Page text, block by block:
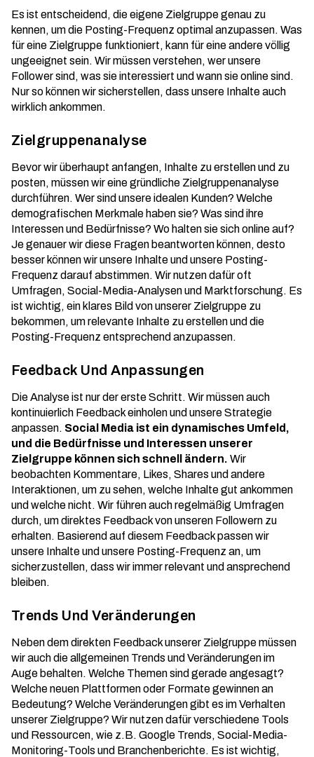
Es ist entscheidend, die eigene Zielgruppe genau zu
kennen, um die Posting-Frequenz optimal anzupassen. Was
für eine Zielgruppe funktioniert, kann für eine andere völlig
ungeeignet sein. Wir müssen verstehen, wer unsere
Follower sind, was sie interessiert und wann sie online sind.
Nur so können wir sicherstellen, dass unsere Inhalte auch
wirklich ankommen.
Zielgruppenanalyse
Bevor wir überhaupt anfangen, Inhalte zu erstellen und zu
posten, müssen wir eine gründliche Zielgruppenanalyse
durchführen. Wer sind unsere idealen Kunden? Welche
demografischen Merkmale haben sie? Was sind ihre
Interessen und Bedürfnisse? Wo halten sie sich online auf?
Je genauer wir diese Fragen beantworten können, desto
besser können wir unsere Inhalte und unsere Posting-
Frequenz darauf abstimmen. Wir nutzen dafür oft
Umfragen, Social-Media-Analysen und Marktforschung. Es
ist wichtig, ein klares Bild von unserer Zielgruppe zu
bekommen, um relevante Inhalte zu erstellen und die
Posting-Frequenz entsprechend anzupassen.
Feedback Und Anpassungen
Die Analyse ist nur der erste Schritt. Wir müssen auch
kontinuierlich Feedback einholen und unsere Strategie
anpassen. Social Media ist ein dynamisches Umfeld,
und die Bedürfnisse und Interessen unserer
Zielgruppe können sich schnell ändern. Wir
beobachten Kommentare, Likes, Shares und andere
Interaktionen, um zu sehen, welche Inhalte gut ankommen
und welche nicht. Wir führen auch regelmäßig Umfragen
durch, um direktes Feedback von unseren Followern zu
erhalten. Basierend auf diesem Feedback passen wir
unsere Inhalte und unsere Posting-Frequenz an, um
sicherzustellen, dass wir immer relevant und ansprechend
bleiben.
Trends Und Veränderungen
Neben dem direkten Feedback unserer Zielgruppe müssen
wir auch die allgemeinen Trends und Veränderungen im
Auge behalten. Welche Themen sind gerade angesagt?
Welche neuen Plattformen oder Formate gewinnen an
Bedeutung? Welche Veränderungen gibt es im Verhalten
unserer Zielgruppe? Wir nutzen dafür verschiedene Tools
und Ressourcen, wie z.B. Google Trends, Social-Media-
Monitoring-Tools und Branchenberichte. Es ist wichtig,